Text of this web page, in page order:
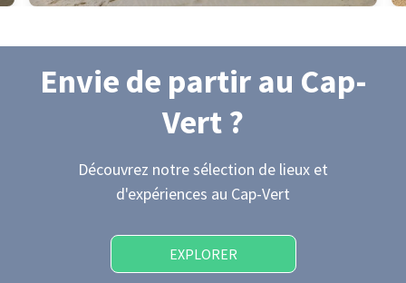
Envie de partir au Cap-
Vert ?
Découvrez notre sélection de lieux et
d'expériences au Cap-Vert
EXPLORER